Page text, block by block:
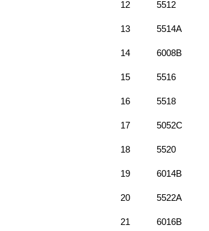
12 5512
13 5514A
14 6008B
15 5516
16 5518
17 5052C
18 5520
19 6014B
20 5522A
21 6016B